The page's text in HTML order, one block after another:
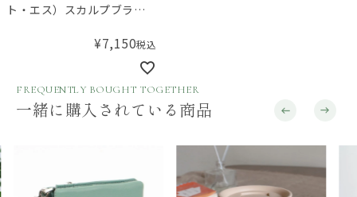
ト・エス）スカルプブラシ
¥7,150税込
FREQUENTLY BOUGHT TOGETHER
一緒に購入されている商品